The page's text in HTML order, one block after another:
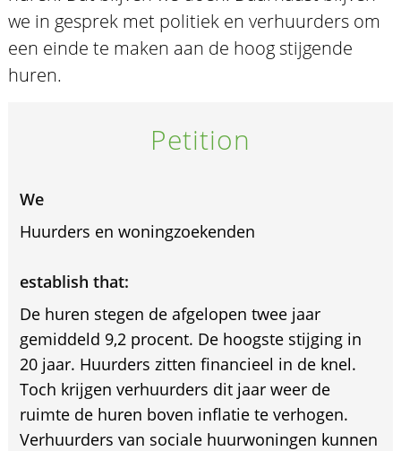
we in gesprek met politiek en verhuurders om
een einde te maken aan de hoog stijgende
huren.
Petition
We
Huurders en woningzoekenden
establish that:
De huren stegen de afgelopen twee jaar
gemiddeld 9,2 procent. De hoogste stijging in
20 jaar. Huurders zitten financieel in de knel.
Toch krijgen verhuurders dit jaar weer de
ruimte de huren boven inflatie te verhogen.
Verhuurders van sociale huurwoningen kunnen